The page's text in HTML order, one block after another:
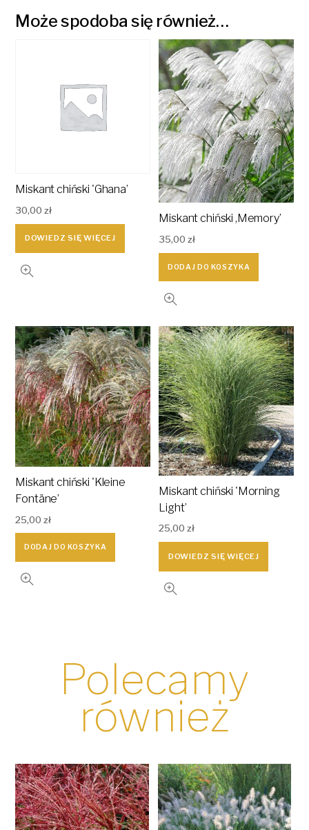
Może spodoba się również…
Miskant chiński 'Ghana’
30,00zł
DOWIEDZ SIĘ WIĘCEJ
Miskant chiński ,Memory’
35,00zł
DODAJ DO KOSZYKA
Miskant chiński 'Kleine
Fontäne’
25,00zł
DODAJ DO KOSZYKA
Miskant chiński 'Morning
Light’
25,00zł
DOWIEDZ SIĘ WIĘCEJ
Polecamy
również